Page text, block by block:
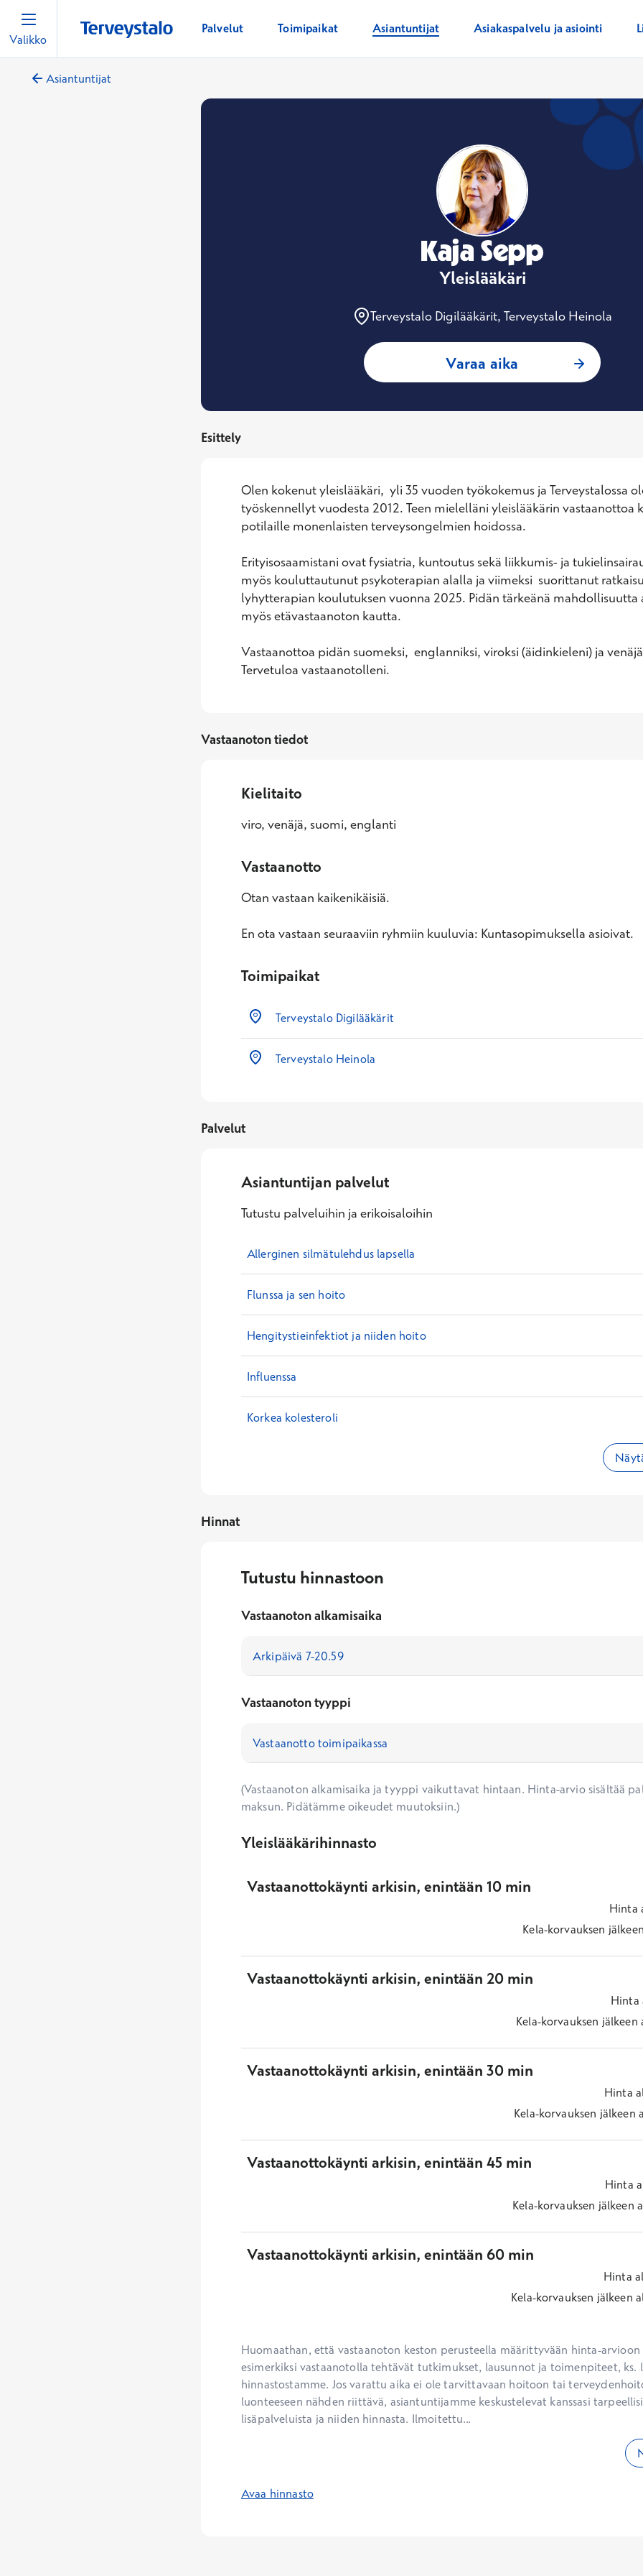
Valikko
Palvelut Toimipaikat Asiantuntijat Asiakaspalvelu ja asiointi
Asiantuntijat
Kaja Sepp
Yleislääkäri
Terveystalo Digilääkärit, Terveystalo Heinola
Varaa aika : Kaja Sepp,
Esittely
Olen kokenut yleislääkäri,  yli 35 vuoden työkokemus ja Terveystalossa
työskennellyt vuodesta 2012. Teen mielelläni yleislääkärin vastaanottoa
potilaille monenlaisten terveysongelmien hoidossa.
Erityisosaamistani ovat fysiatria, kuntoutus sekä liikkumis- ja
myös kouluttautunut psykoterapian alalla ja viimeksi  suorittanut
lyhytterapian koulutuksen vuonna 2025. Pidän tärkeänä mahdollisuutta
myös etävastaanoton kautta.
Vastaanottoa pidän suomeksi,  englanniksi, viroksi (äidinkieleni) ja
Tervetuloa vastaanotolleni.
Vastaanoton tiedot
Kielitaito
viro, venäjä, suomi, englanti
Vastaanotto
Otan vastaan kaikenikäisiä.
En ota vastaan seuraaviin ryhmiin kuuluvia: Kuntasopimuksella asioivat.
Toimipaikat
Terveystalo Digilääkärit
Terveystalo Heinola
Palvelut
Asiantuntijan palvelut
Tutustu palveluihin ja erikoisaloihin
Allerginen silmätulehdus lapsella
Flunssa ja sen hoito
Hengitystieinfektiot ja niiden hoito
Influenssa
Korkea kolesteroli
Hinnat
Tutustu hinnastoon
Vastaanoton alkamisaika
Vastaanoton tyyppi
(Vastaanoton alkamisaika ja tyyppi vaikuttavat hintaan. Hinta-arvio sisältää
maksun. Pidätämme oikeudet muutoksiin.)
Yleislääkärihinnasto
Vastaanottokäynti arkisin, enintään 10 min
Hinta
Kela-korvauksen
Vastaanottokäynti arkisin, enintään 20 min
Hinta
Kela-korvauksen jälkeen
Vastaanottokäynti arkisin, enintään 30 min
Hinta
Kela-korvauksen jälkeen
Vastaanottokäynti arkisin, enintään 45 min
Hinta
Kela-korvauksen jälkeen
Vastaanottokäynti arkisin, enintään 60 min
Hinta
Kela-korvauksen jälkeen
Huomaathan, että vastaanoton keston perusteella määrittyvään hinta-arvioon
esimerkiksi vastaanotolla tehtävät tutkimukset, lausunnot ja toimenpiteet, ks.
hinnastostamme. Jos varattu aika ei ole tarvittavaan hoitoon tai
luonteeseen nähden riittävä, asiantuntijamme keskustelevat kanssasi
lisäpalveluista ja niiden hinnasta. Ilmoitettu...
Avaa hinnasto